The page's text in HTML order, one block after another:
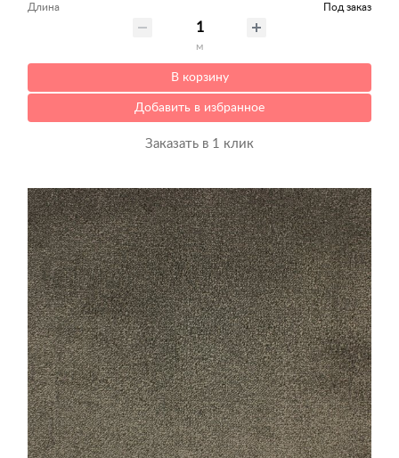
Длина
Под заказ
м
В корзину
Добавить в избранное
Заказать в 1 клик